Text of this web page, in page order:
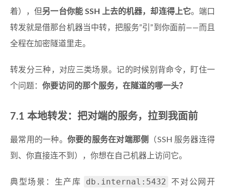
着），但另一台你能 SSH 上去的机器，却连得上它。端口
转发就是借那台机器当中转，把服务”引”到你面前——而且
全程在加密隧道里走。
转发分三种，对应三类场景。记的时候别背命令，盯住一
个问题： 你要访问的那个服务，在隧道的哪一头？
7.1 本地转发：把对端的服务，拉到我面前
最常用的一种。 你要的服务在对端那侧
（SSH 服务器连得
到、你直接连不到），你想在自己机器上访问它。
典型场景：生产库 db.internal:5432
不对公网开